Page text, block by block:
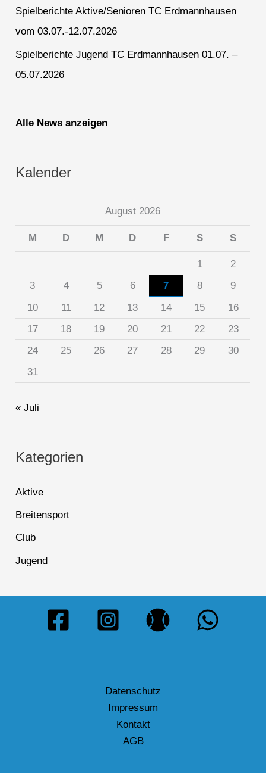
Spielberichte Aktive/Senioren TC Erdmannhausen
vom 03.07.-12.07.2026
Spielberichte Jugend TC Erdmannhausen 01.07. –
05.07.2026
Alle News anzeigen
Kalender
August 2026
M D M D F S S
1
2
3
4 5 6 7 8
9
10
11 12 13 14 15
16
17
18 19 20 21 22
23
24
25 26 27 28 29
30
31
« Juli
Kategorien
Aktive
Breitensport
Club
Jugend
Datenschutz
Impressum
Kontakt
AGB